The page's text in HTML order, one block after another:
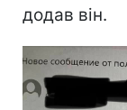
додав він.